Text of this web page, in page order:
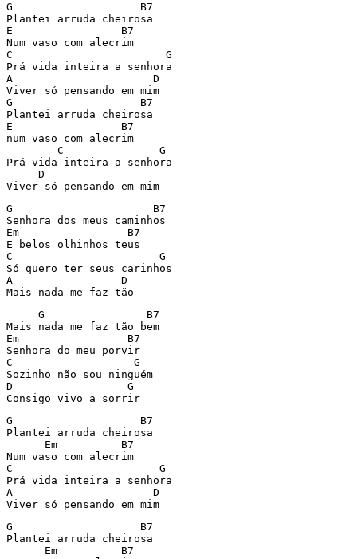
G                    B7
Plantei arruda cheirosa
E                 B7
Num vaso com alecrim
C                        G
Prá vida inteira a senhora
A                      D
Viver só pensando em mim
G                    B7
Plantei arruda cheirosa
E                 B7
num vaso com alecrim
        C               G
Prá vida inteira a senhora
     D
Viver só pensando em mim
G                      B7
Senhora dos meus caminhos
Em                 B7
E belos olhinhos teus
C                       G
Só quero ter seus carinhos
A                 D
Mais nada me faz tão
     G                B7
Mais nada me faz tão bem
Em                 B7
Senhora do meu porvir
C                   G
Sozinho não sou ninguém
D                  G
Consigo vivo a sorrir
G                    B7
Plantei arruda cheirosa
      Em          B7
Num vaso com alecrim
C                       G
Prá vida inteira a senhora
A                      D
Viver só pensando em mim
G                    B7
Plantei arruda cheirosa
      Em          B7